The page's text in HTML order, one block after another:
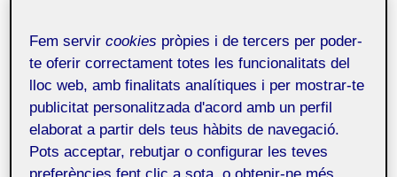
Una comunidad virtual es un sitio de Internet donde
un conjunto de personas comparten los mismos
intereses y necesidades. En él se da una interacción y
comunicación entre los miembros. Este manual nos
ofrece una guía de recursos sobre las herramientas
comunes en estas comunidades, así como una
descripción exhaustiva sobre ellas. Encontraremos
Fem servircookies pròpies i de tercers per poder-
te oferir correctament totes les funcionalitats del
lloc web, amb finalitats analítiques i per mostrar-te
publicitat personalitzada d'acord amb un perfil
elaborat a partir dels teus hàbits de navegació.
Pots acceptar, rebutjar o configurar les teves
preferències fent clic a sota, o obtenir-ne més